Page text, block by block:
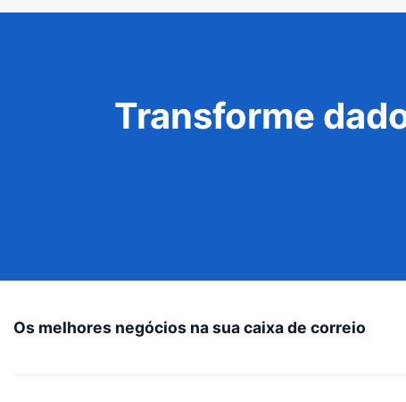
Transforme
Os melhores negócios na sua caixa de correio